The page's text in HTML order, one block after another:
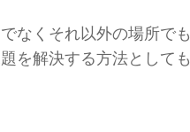
なくそれ以外の場所で
を解決する方法として